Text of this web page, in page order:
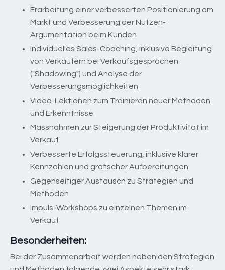
Erarbeitung einer verbesserten Positionierung am
Markt und Verbesserung der Nutzen-
Argumentation beim Kunden
Individuelles Sales-Coaching, inklusive Begleitung
von Verkäufern bei Verkaufsgesprächen
("Shadowing") und Analyse der
Verbesserungsmöglichkeiten
Video-Lektionen zum Trainieren neuer Methoden
und Erkenntnisse
Massnahmen zur Steigerung der Produktivität im
Verkauf
Verbesserte Erfolgssteuerung, inklusive klarer
Kennzahlen und grafischer Aufbereitungen
Gegenseitiger Austausch zu Strategien und
Methoden
Impuls-Workshops zu einzelnen Themen im
Verkauf
Besonderheiten:
Bei der Zusammenarbeit werden neben den Strategien